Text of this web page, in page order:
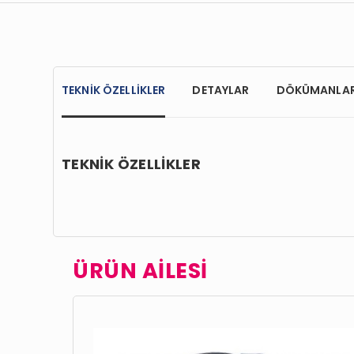
TEKNİK ÖZELLİKLER DETAYLAR
TEKNİK ÖZELLİKLER
ÜRÜN AİLESİ